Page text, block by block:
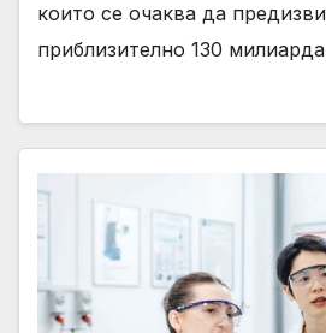
които се очаква да
приблизително 130